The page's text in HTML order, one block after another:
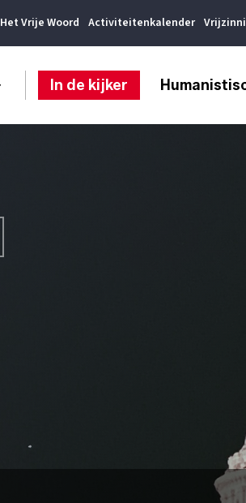
Het Vrije Woord Activiteitenkalender
In de kijker